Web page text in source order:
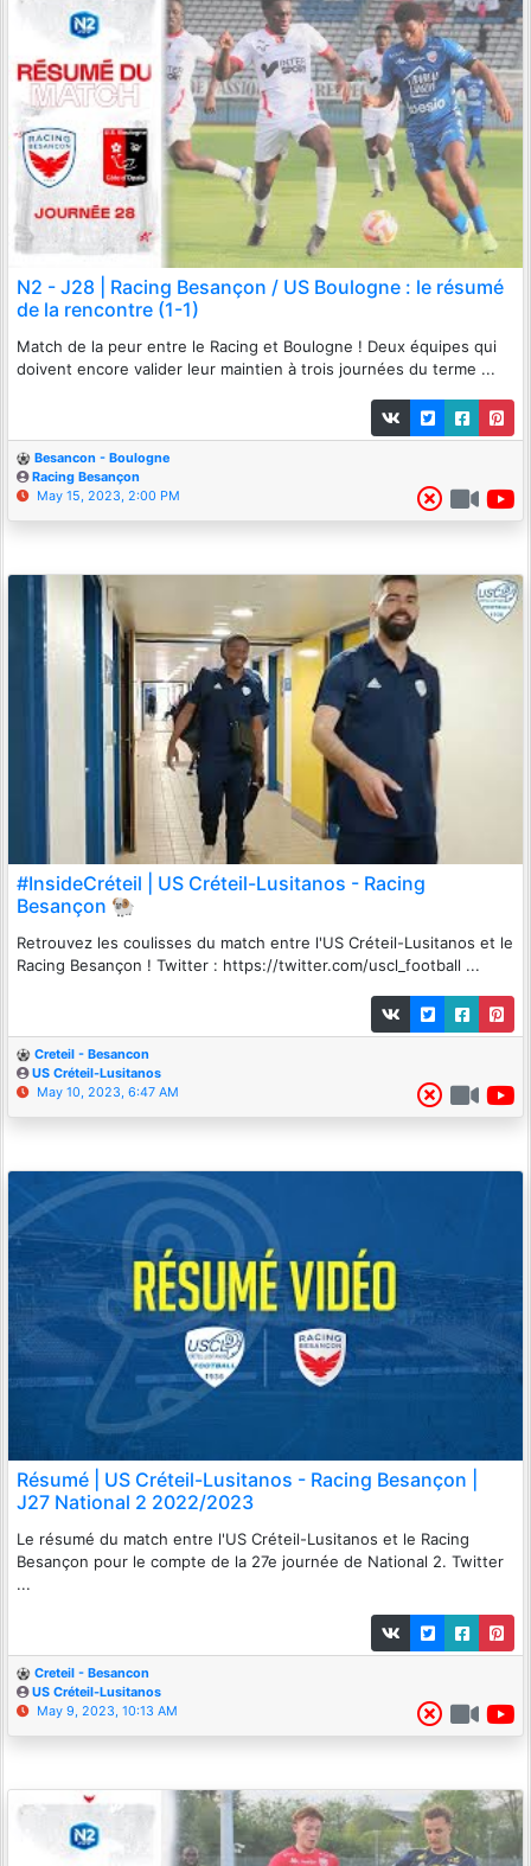
N2 - J28 | Racing Besançon / US Boulogne : le résumé
de la rencontre (1-1)
Match de la peur entre le Racing et Boulogne ! Deux équipes qui
doivent encore valider leur maintien à trois journées du terme ...
Besancon - Boulogne
Racing Besançon
May 15, 2023, 2:00 PM
#InsideCréteil | US Créteil-Lusitanos - Racing
Besançon 🐏
Retrouvez les coulisses du match entre l'US Créteil-Lusitanos et le
Racing Besançon ! Twitter : https://twitter.com/uscl_football ...
Creteil - Besancon
US Créteil-Lusitanos
May 10, 2023, 6:47 AM
Résumé | US Créteil-Lusitanos - Racing Besançon |
J27 National 2 2022/2023
Le résumé du match entre l'US Créteil-Lusitanos et le Racing
Besançon pour le compte de la 27e journée de National 2. Twitter
...
Creteil - Besancon
US Créteil-Lusitanos
May 9, 2023, 10:13 AM